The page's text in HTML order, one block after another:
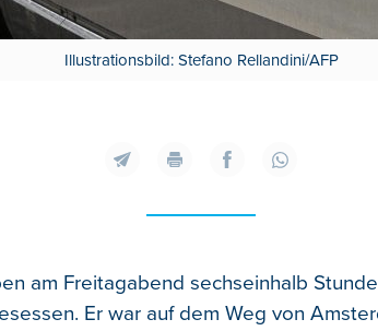
Illustrationsbild: Stefano Rellandini/AFP
am Freitagabend sechseinhalb
Er war auf dem Weg von